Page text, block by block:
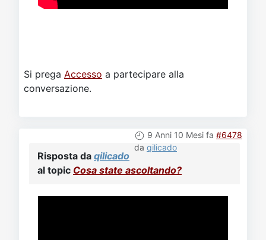
Si prega Accesso a partecipare alla
conversazione.
9 Anni 10 Mesi fa #6478
da qilicado
Risposta da qilicado
al topic Cosa state ascoltando?